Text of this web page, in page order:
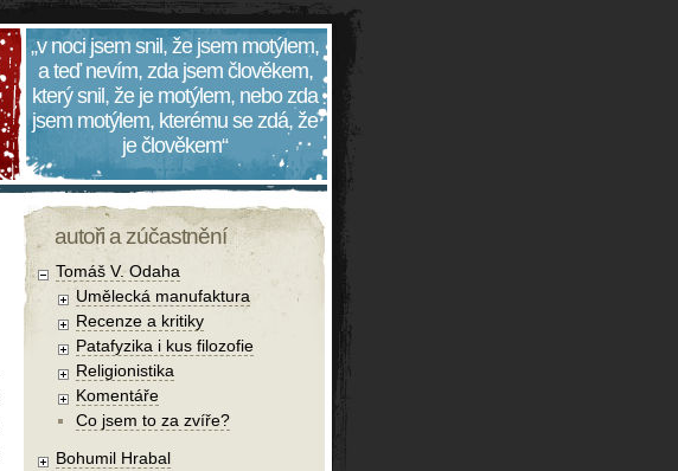
„v noci jsem snil, že jsem motýlem,
a teď nevím, zda jsem člověkem,
který snil, že je motýlem, nebo zda
jsem motýlem, kterému se zdá, že
je člověkem“
autoři a zúčastnění
Tomáš V. Odaha
Umělecká manufaktura
Recenze a kritiky
Patafyzika i kus filozofie
Religionistika
Komentáře
Co jsem to za zvíře?
Bohumil Hrabal